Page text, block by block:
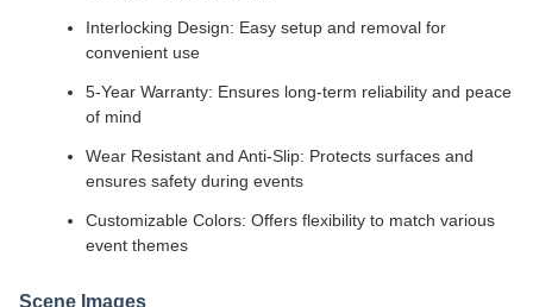
Interlocking Design: Easy setup and removal for
convenient use
5-Year Warranty: Ensures long-term reliability and peace
of mind
Wear Resistant and Anti-Slip: Protects surfaces and
ensures safety during events
Customizable Colors: Offers flexibility to match various
event themes
Scene Images